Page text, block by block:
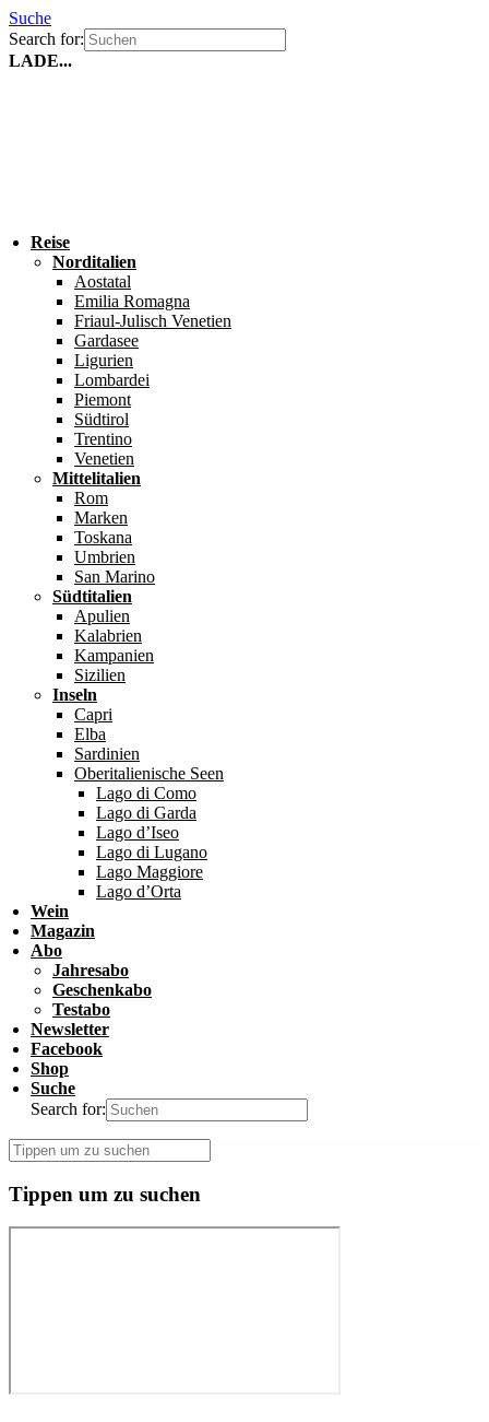
Suche
Search for:
LADE...
Reise
Norditalien
Aostatal
Emilia Romagna
Friaul-Julisch Venetien
Gardasee
Ligurien
Lombardei
Piemont
Südtirol
Trentino
Venetien
Mittelitalien
Rom
Marken
Toskana
Umbrien
San Marino
Südtitalien
Apulien
Kalabrien
Kampanien
Sizilien
Inseln
Capri
Elba
Sardinien
Oberitalienische Seen
Lago di Como
Lago di Garda
Lago d’Iseo
Lago di Lugano
Lago Maggiore
Lago d’Orta
Wein
Magazin
Abo
Jahresabo
Geschenkabo
Testabo
Newsletter
Facebook
Shop
Suche
Search for:
Tippen um zu suchen